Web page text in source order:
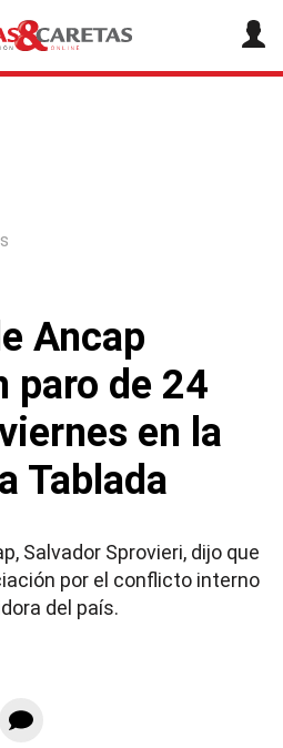
Ancap
paro de 24
en la
Tablada
Salvador Sprovieri, dijo que
por el conflicto interno
del país.